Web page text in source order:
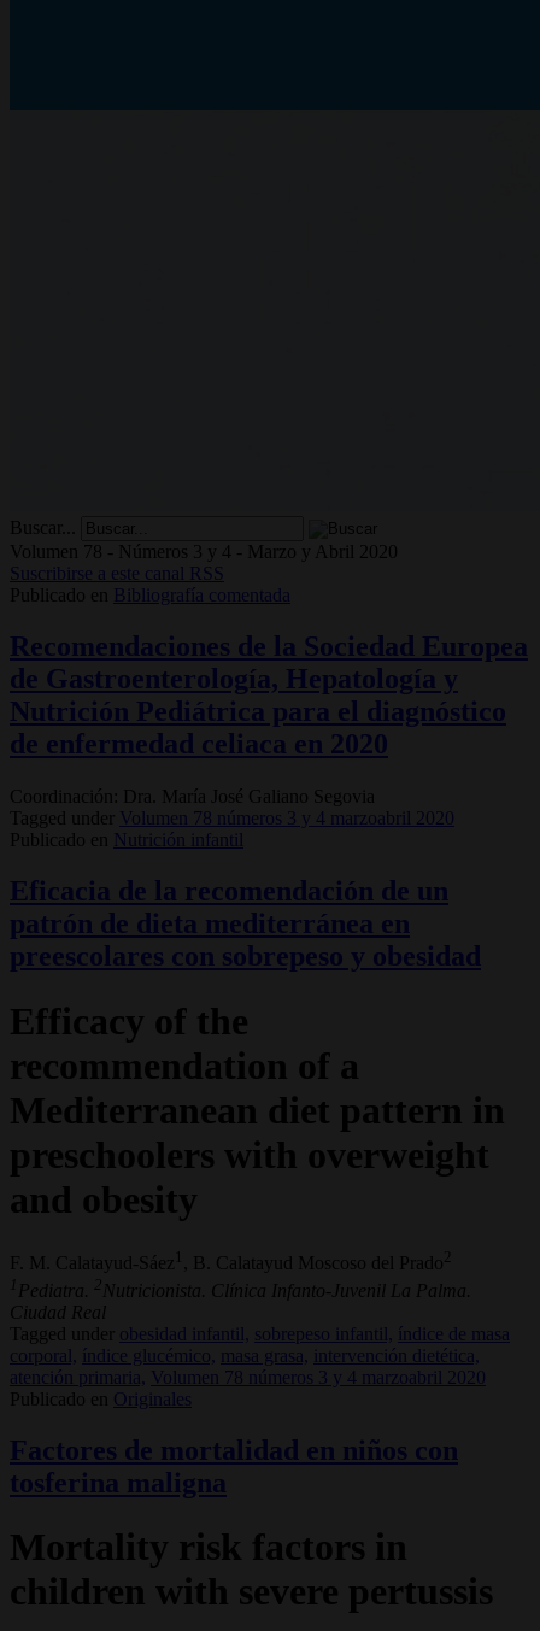
Buscar...
Volumen 78 - Números 3 y 4 - Marzo y Abril 2020
Suscribirse a este canal RSS
Publicado en
Bibliografía comentada
Recomendaciones de la Sociedad Europea
de Gastroenterología, Hepatología y
Nutrición Pediátrica para el diagnóstico
de enfermedad celiaca en 2020
Coordinación: Dra. María José Galiano Segovia
Tagged under
Volumen 78 números 3 y 4 marzoabril 2020
Publicado en
Nutrición infantil
Eficacia de la recomendación de un
patrón de dieta mediterránea en
preescolares con sobrepeso y obesidad
Efficacy of the
recommendation of a
Mediterranean diet pattern in
preschoolers with overweight
and obesity
F. M. Calatayud-Sáez 1 , B. Calatayud Moscoso del Prado2
1 Pediatra. 2 Nutricionista. Clínica Infanto-Juvenil La Palma.
Ciudad Real
Tagged under
obesidad infantil, sobrepeso infantil,
índice de masa
corporal,
índice glucémico, masa grasa,
intervención dietética,
atención primaria,
Volumen 78 números 3 y 4 marzoabril 2020
Publicado en
Originales
Factores de mortalidad en niños con
tosferina maligna
Mortality risk factors in
children with severe pertussis